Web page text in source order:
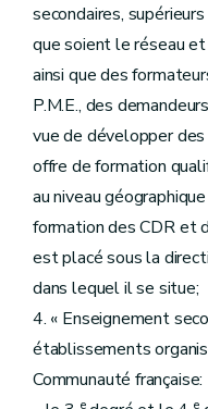
secondaires,
que soient le réseau
ainsi que des
P.M.E., des
vue de développer
offre de formation
au niveau
formation des CDR et
est placé sous la
dans lequel il se situe;
4. « Enseignement
établissements
Communauté française:
e e